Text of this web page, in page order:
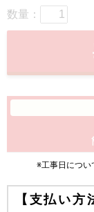
数量：
※工事日につい
【支払い方